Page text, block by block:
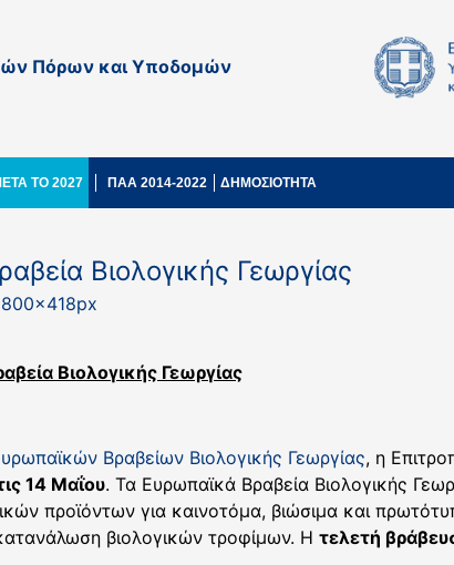
Πόρων και Υποδομών
ΤΟ 2027 ΠΑΑ 2014-2022 ΔΗΜΟΣΙΟΤΗΤΑ
Βιολογικής Γεωργίας
Βιολογικής Γεωργίας
Βραβείων Βιολογικής Γεωργίας, η
14 Μαΐου. Τα Ευρωπαϊκά Βραβεία Βιολογικής
προϊόντων για καινοτόμα, βιώσιμα και
βιολογικών τροφίμων. Η τελετή